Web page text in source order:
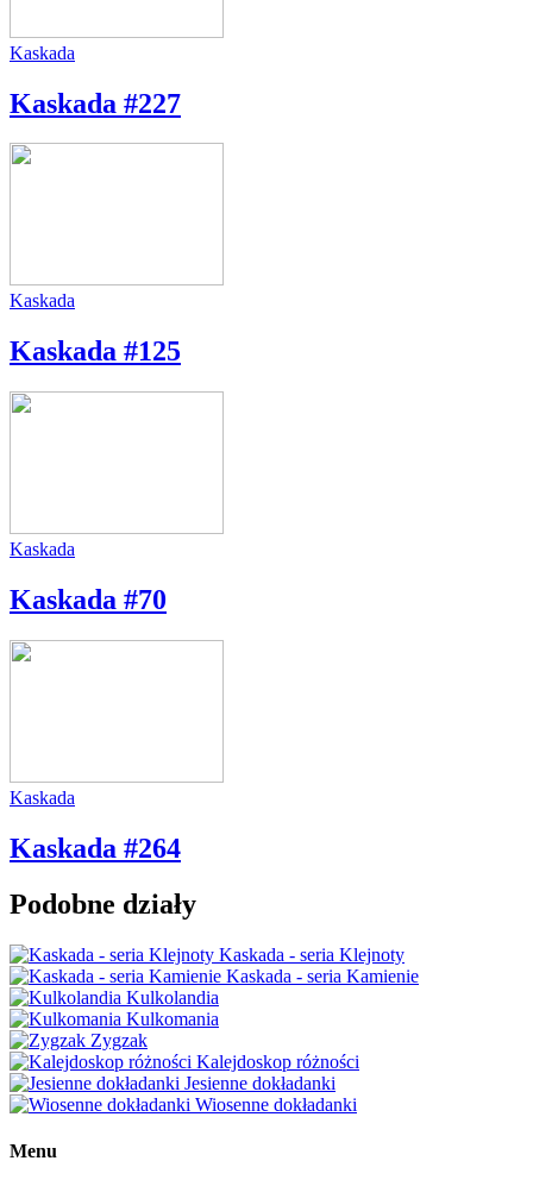
Kaskada
Kaskada #227
Kaskada
Kaskada #125
Kaskada
Kaskada #70
Kaskada
Kaskada #264
Podobne działy
Kaskada - seria Klejnoty
Kaskada - seria Kamienie
Kulkolandia
Kulkomania
Zygzak
Kalejdoskop różności
Jesienne dokładanki
Wiosenne dokładanki
Menu